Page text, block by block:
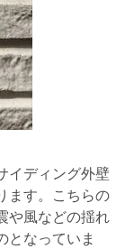
イディング外壁
ます。こちらの
や風などの揺れ
となっていま